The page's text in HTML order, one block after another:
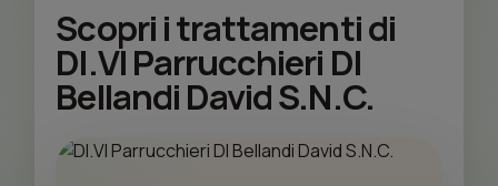
Scopri i trattamenti di
DI.VI Parrucchieri DI
Bellandi David S.N.C.